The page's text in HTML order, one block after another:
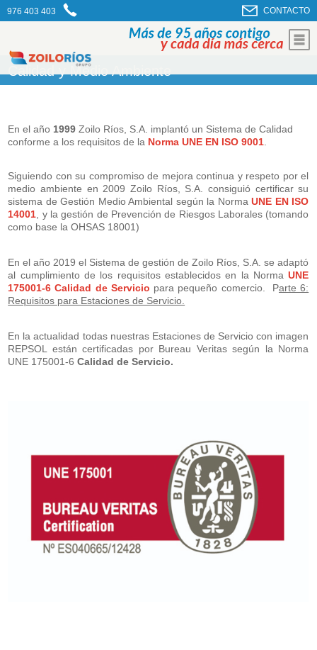
976 403 403 CONTACTO
Calidad y Medio Ambiente
En el año 1999Zoilo Ríos, S.A. implantó un Sistema de Calidad
conforme a los requisitos de la Norma UNE EN ISO 9001
Siguiendo con su compromiso de mejora continua y respeto por el
medio ambiente en 2009 Zoilo Ríos, S.A. consiguió certificar su
sistema de Gestión Medio Ambiental según la NormaUNE EN ISO
14001 , y la gestión de Prevención de Riesgos Laborales (tomando
como base la OHSAS 18001)
En el año 2019 el Sistema de gestión de Zoilo Ríos, S.A. se adaptó
al cumplimiento de los requisitos establecidos en la NormaUNE
175001-6 Calidad de Servicio para pequeño comercio. Parte 6:
Requisitos para Estaciones de Servicio.
En la actualidad todas nuestras Estaciones de Servicio con imagen
REPSOL están certificadas por Bureau Veritas según la Norma
UNE 175001-6Calidad de Servicio.